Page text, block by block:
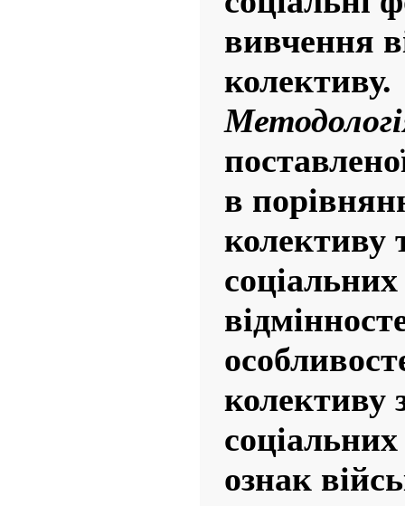
вивчення
колективу.
в
колективу
колективу
ознак